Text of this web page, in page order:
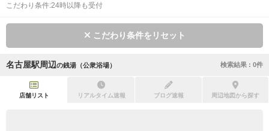
初回割引あり リピーター割引あり
こだわり条件:24時以降も受付
こだわり条件をリセット
名古屋駅周辺の銭湯（公衆浴場） 検索結果 : 0件
店舗リスト リアルタイム速報 ブログ速報 周辺地図から探す